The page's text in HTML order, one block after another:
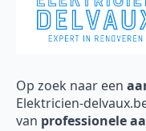
Op zoek naar een
Elektricien-
van professionele